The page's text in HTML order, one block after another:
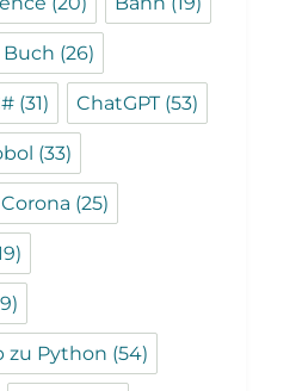
Buch (26)
(31) ChatGPT(53)
(33)
Corona (25)
zu Python (54)